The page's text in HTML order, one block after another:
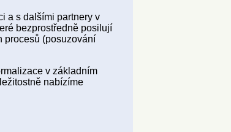
a s dalšími partnery v
bezprostředně posilují
procesů (posuzování
v základním
nabízíme